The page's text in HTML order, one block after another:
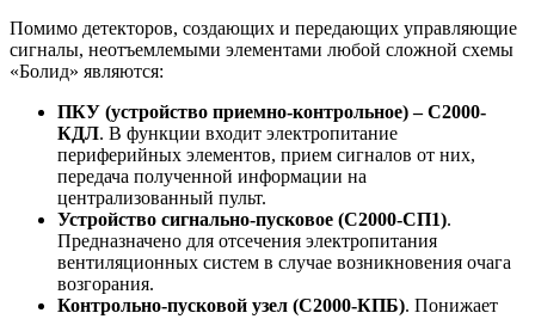
Помимо детекторов, создающих и передающих управляющие
сигналы, неотъемлемыми элементами любой сложной схемы
«Болид» являются:
ПКУ (устройство приемно-контрольное) – С2000-
КДЛ. В функции входит электропитание
периферийных элементов, прием сигналов от них,
передача полученной информации на
централизованный пульт.
Устройство сигнально-пусковое (С2000-СП1).
Предназначено для отсечения электропитания
вентиляционных систем в случае возникновения очага
возгорания.
Контрольно-пусковой узел (С2000-КПБ). Понижает